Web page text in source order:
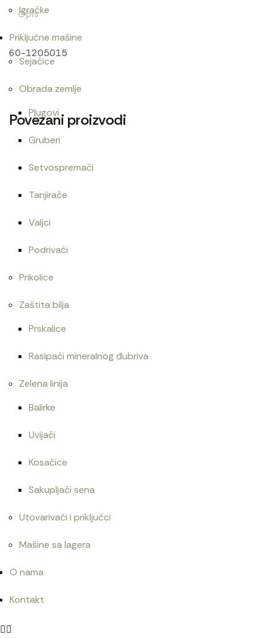
Igračke
Priključne mašine
Sejačice
Obrada zemlje
Plugovi
Gruberi
Setvospremači
Tanjirače
Valjci
Podrivači
Prikolice
Zaštita bilja
Prskalice
Rasipači mineralnog đubriva
Zelena linija
Balirke
Uvijači
Kosačice
Sakupljači sena
Utovarivači i priključci
Mašine sa lagera
O nama
Kontakt
Opis
60-1205015
Povezani proizvodi
Cev gumena 54×65
480RSD